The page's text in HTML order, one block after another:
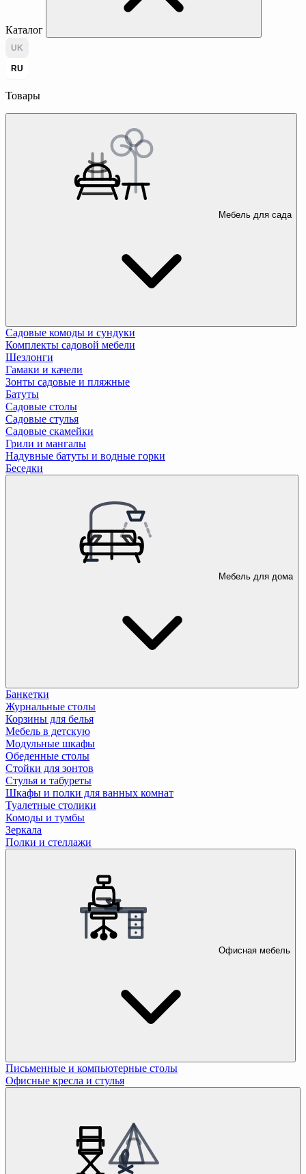
Каталог
UK
RU
Товары
Мебель для сада
Садовые комоды и сундуки
Комплекты садовой мебели
Шезлонги
Гамаки и качели
Зонты садовые и пляжные
Батуты
Садовые столы
Садовые стулья
Садовые скамейки
Грили и мангалы
Надувные батуты и водные горки
Беседки
Мебель для дома
Банкетки
Журнальные столы
Корзины для белья
Мебель в детскую
Модульные шкафы
Обеденные столы
Стойки для зонтов
Стулья и табуреты
Шкафы и полки для ванных комнат
Туалетные столики
Комоды и тумбы
Зеркала
Полки и стеллажи
Офисная мебель
Письменные и компьютерные столы
Офисные кресла и стулья